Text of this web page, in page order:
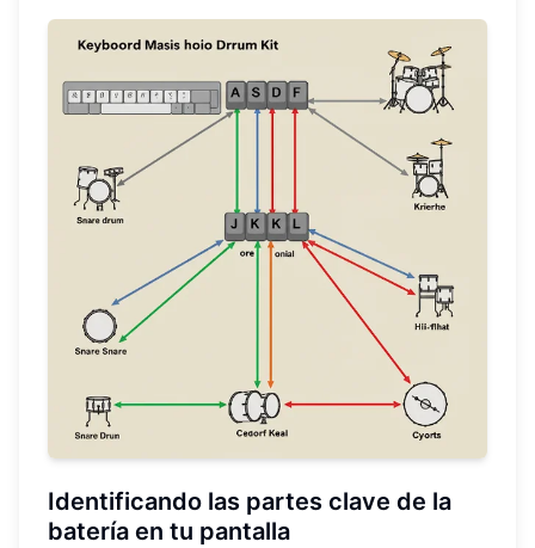
Identificando las partes clave de la
batería en tu pantalla